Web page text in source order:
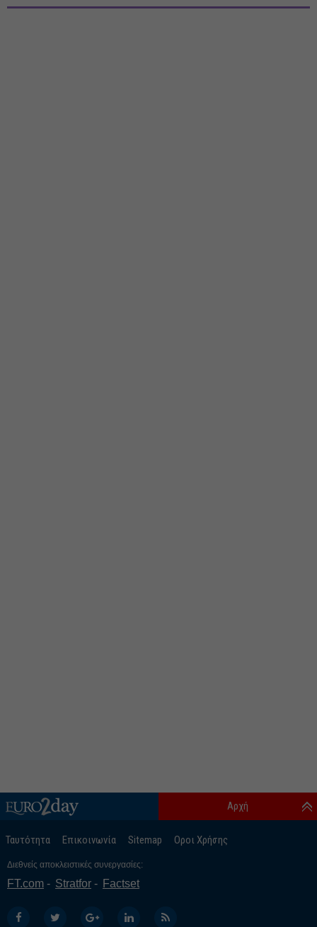
Ταυτότητα Επικοινωνία Sitemap Οροι Χρήσης
Αρχή
Διεθνείς αποκλειστικές συνεργασίες:
FT.com Stratfor Factset